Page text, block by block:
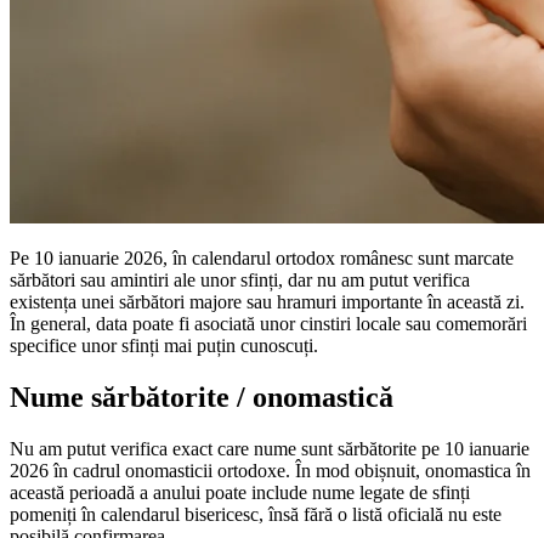
Pe 10 ianuarie 2026, în calendarul ortodox românesc sunt marcate
sărbători sau amintiri ale unor sfinți, dar nu am putut verifica
existența unei sărbători majore sau hramuri importante în această zi.
În general, data poate fi asociată unor cinstiri locale sau comemorări
specifice unor sfinți mai puțin cunoscuți.
Nume sărbătorite / onomastică
Nu am putut verifica exact care nume sunt sărbătorite pe 10 ianuarie
2026 în cadrul onomasticii ortodoxe. În mod obișnuit, onomastica în
această perioadă a anului poate include nume legate de sfinți
pomeniți în calendarul bisericesc, însă fără o listă oficială nu este